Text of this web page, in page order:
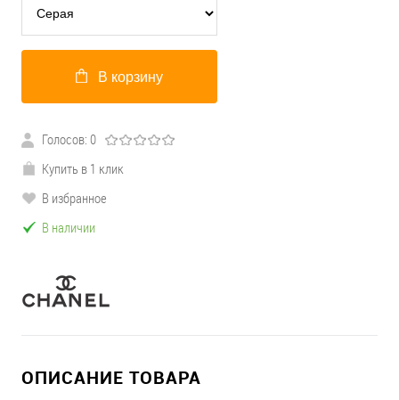
В корзину
Голосов: 0
Купить в 1 клик
В избранное
В наличии
ОПИСАНИЕ ТОВАРА